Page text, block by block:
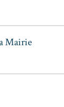
Mairie